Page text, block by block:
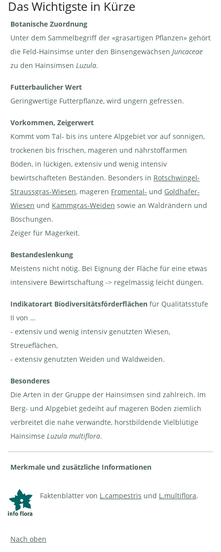
Feld-
- Luzula
campestris
| © e-pics
A.Krebs
Vielblütige
Hainsimse
- Luzula
multiflora
| ©
AGFF
Hainsimse
multiflora
Agroscope
Hainsimse
multiflora
Agroscope
Das Wichtigste in Kürze
Botanische Zuordnung
Unter dem Sammelbegriff der «grasartigen Pflanzen» gehört
die Feld-Hainsimse unter den Binsengewächsen Juncaceae
zu den Hainsimsen Luzula.
Futterbaulicher Wert
Geringwertige Futterpflanze, wird ungern gefressen.
Vorkommen, Zeigerwert
Kommt vom Tal- bis ins untere Alpgebiet vor auf sonnigen,
trockenen bis frischen, mageren und nährstoffarmen
Böden, in lückigen, extensiv und wenig intensiv
bewirtschafteten Beständen. Besonders in Rotschwingel-
Straussgras-Wiesen, mageren Fromental- und Goldhafer-
Wiesen und Kammgras-Weiden sowie an Waldrändern und
Böschungen.
Zeiger für Magerkeit.
Bestandeslenkung
Meistens nicht nötig. Bei Eignung der Fläche für eine etwas
intensivere Bewirtschaftung -> regelmässig leicht düngen.
Indikatorart Biodiversitätsförderflächen für Qualitätsstufe
II von …
- extensiv und wenig intensiv genutzten Wiesen,
Streueflächen,
- extensiv genutzten Weiden und Waldweiden.
Besonderes
Die Arten in der Gruppe der Hainsimsen sind zahlreich. Im
Berg- und Alpgebiet gedeiht auf mageren Böden ziemlich
verbreitet die nahe verwandte, horstbildende Vielblütige
Hainsimse Luzula multiflora.
Merkmale und zusätzliche Informationen
Faktenblätter von L.campestris und L.multiflora.
Nach oben